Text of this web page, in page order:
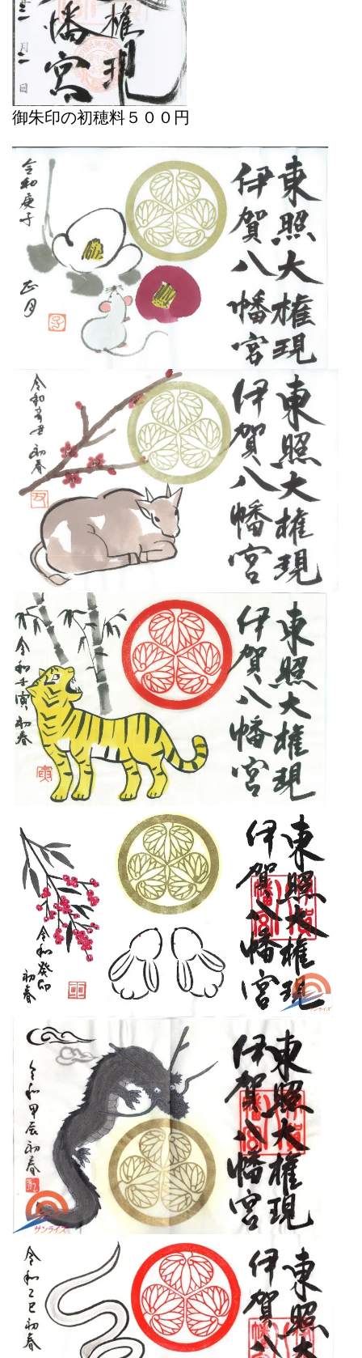
御朱印の初穂料５００円